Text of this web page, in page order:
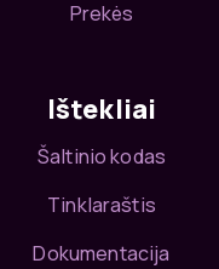
Prekės
Ištekliai
Šaltinio kodas
Tinklaraštis
Dokumentacija